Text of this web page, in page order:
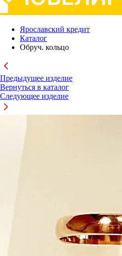
Ярославский кредит
Каталог
Обруч. кольцо
Предыдущее изделие
Вернуться в каталог
Следующее изделие